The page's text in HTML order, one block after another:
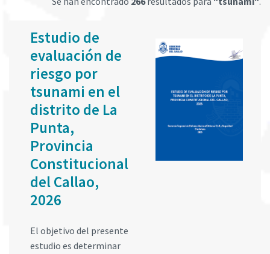
Estudio de
evaluación de
riesgo por
tsunami en el
distrito de La
Punta,
Provincia
Constitucional
del Callao,
2026
El objetivo del presente
estudio es determinar